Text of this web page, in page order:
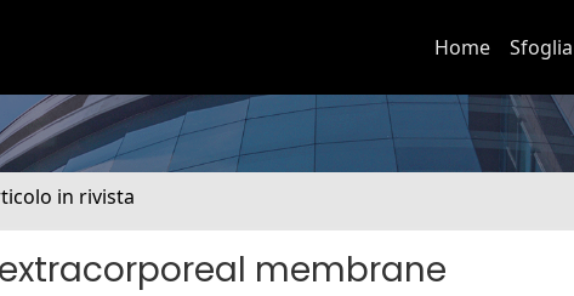
Home Sfoglia
in rivista
membrane